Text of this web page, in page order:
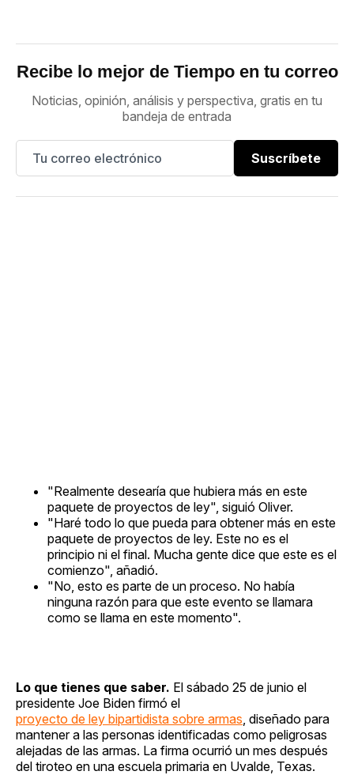
Recibe lo mejor de Tiempo en tu correo
Noticias, opinión, análisis y perspectiva, gratis en tu
bandeja de entrada
Suscríbete
"Realmente desearía que hubiera más en este
paquete de proyectos de ley", siguió Oliver.
"Haré todo lo que pueda para obtener más en este
paquete de proyectos de ley. Este no es el
principio ni el final. Mucha gente dice que este es el
comienzo", añadió.
"No, esto es parte de un proceso. No había
ninguna razón para que este evento se llamara
como se llama en este momento".
Lo que tienes que saber. El sábado 25 de junio el
presidente Joe Biden firmó el
proyecto de ley bipartidista sobre armas , diseñado para
mantener a las personas identificadas como peligrosas
alejadas de las armas. La firma ocurrió un mes después
del tiroteo en una escuela primaria en Uvalde, Texas.